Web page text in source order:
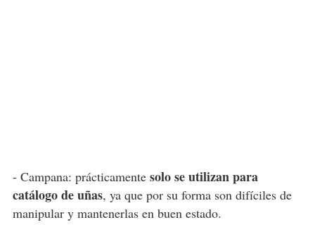
- Campana: prácticamente solo se utilizan para
catálogo de uñas, ya que por su forma son difíciles de
manipular y mantenerlas en buen estado.